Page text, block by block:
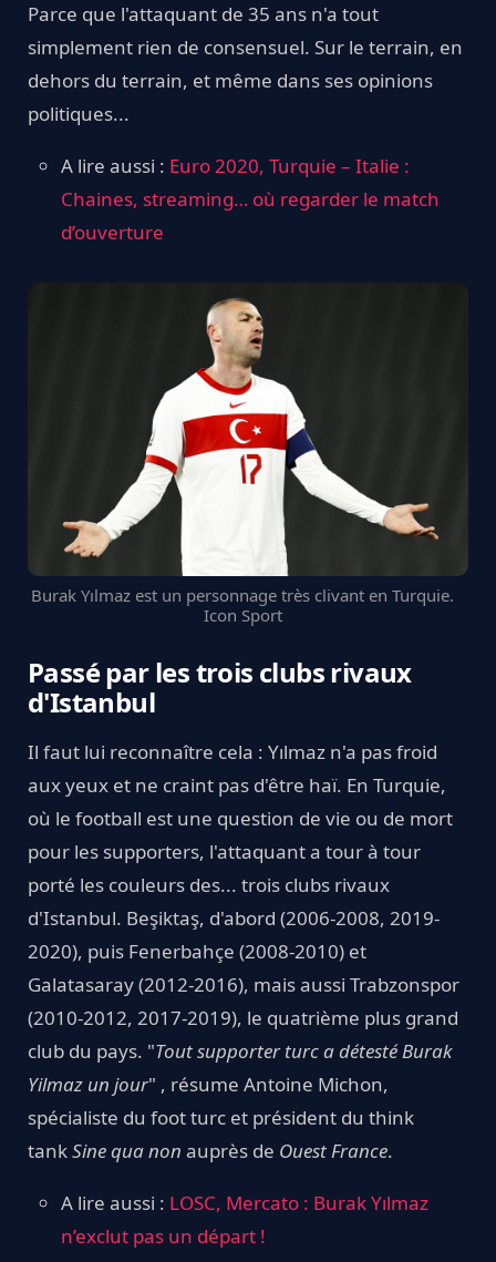
Parce que l'attaquant de 35 ans n'a tout
simplement rien de consensuel. Sur le terrain, en
dehors du terrain, et même dans ses opinions
politiques...
A lire aussi : Euro 2020, Turquie – Italie :
Chaines, streaming… où regarder le match
d’ouverture
Burak Yılmaz est un personnage très clivant en Turquie.
Icon Sport
Passé par les trois clubs rivaux
d'Istanbul
Il faut lui reconnaître cela : Yılmaz n'a pas froid
aux yeux et ne craint pas d'être haï. En Turquie,
où le football est une question de vie ou de mort
pour les supporters, l'attaquant a tour à tour
porté les couleurs des... trois clubs rivaux
d'Istanbul. Beşiktaş, d'abord (2006-2008, 2019-
2020), puis Fenerbahçe (2008-2010) et
Galatasaray (2012-2016), mais aussi Trabzonspor
(2010-2012, 2017-2019), le quatrième plus grand
club du pays. "Tout supporter turc a détesté Burak
Yilmaz un jour" , résume Antoine Michon,
spécialiste du foot turc et président du think
tankSine qua non auprès de Ouest France.
A lire aussi : LOSC, Mercato : Burak Yılmaz
n’exclut pas un départ !